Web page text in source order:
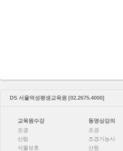
DS 서울덕성평생교육원 [02.2675.4000]
교육원수강
조경
산림
식물보호
동영상강의
조경
조경기능사
산림